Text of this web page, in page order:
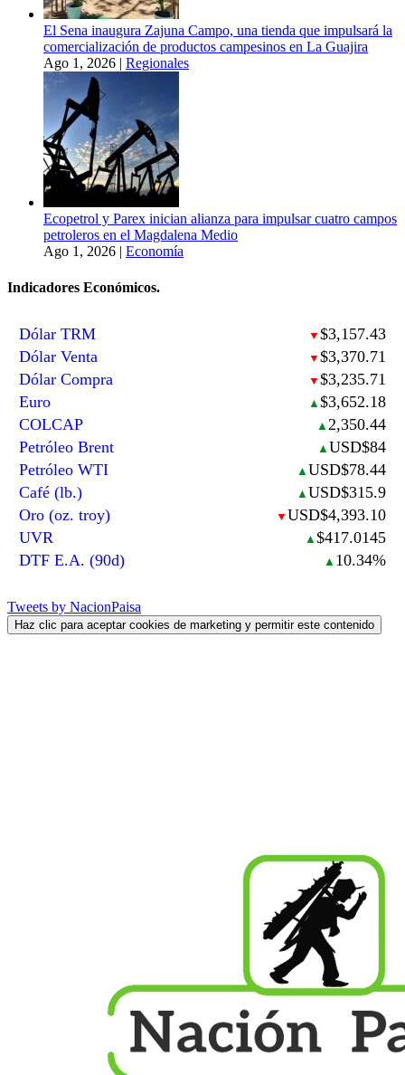
El Sena inaugura Zajuna Campo, una tienda que impulsará la
comercialización de productos campesinos en La Guajira
Ago 1, 2026 | Regionales
Ecopetrol y Parex inician alianza para impulsar cuatro campos
petroleros en el Magdalena Medio
Ago 1, 2026 | Economía
Indicadores Económicos.
Dólar TRM ▼ $3,157.43
Dólar Venta
▼ $3,370.71
Dólar Compra
▼ $3,235.71
Euro
▲ $3,652.18
COLCAP
▲ 2,350.44
Petróleo Brent
▲ USD$84
Petróleo WTI
▲ USD$78.44
Café (lb.)
▲ USD$315.9
Oro (oz. troy)
▼ USD$4,393.10
UVR
▲ $417.0145
DTF E.A. (90d)
▲ 10.34%
Tweets by NacionPaisa
Haz clic para aceptar cookies de marketing y permitir este contenido